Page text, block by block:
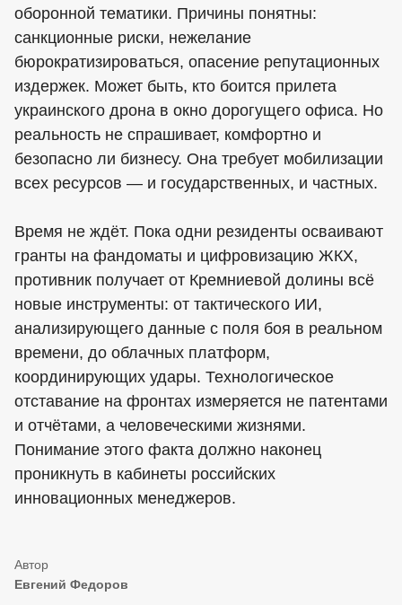
оборонной тематики. Причины понятны:
санкционные риски, нежелание
бюрократизироваться, опасение репутационных
издержек. Может быть, кто боится прилета
украинского дрона в окно дорогущего офиса. Но
реальность не спрашивает, комфортно и
безопасно ли бизнесу. Она требует мобилизации
всех ресурсов — и государственных, и частных.
Время не ждёт. Пока одни резиденты осваивают
гранты на фандоматы и цифровизацию ЖКХ,
противник получает от Кремниевой долины всё
новые инструменты: от тактического ИИ,
анализирующего данные с поля боя в реальном
времени, до облачных платформ,
координирующих удары. Технологическое
отставание на фронтах измеряется не патентами
и отчётами, а человеческими жизнями.
Понимание этого факта должно наконец
проникнуть в кабинеты российских
инновационных менеджеров.
Евгений Федоров